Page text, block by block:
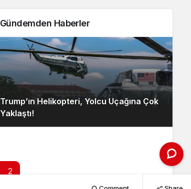
Gündemden Haberler
Trump’ın Helikopteri, Yolcu Uçağına Çok
Yaklaştı!
2